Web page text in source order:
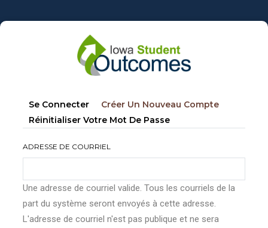
au
Onglets
principaux
Se Connecter Créer Un Nouveau Compte
Réinitialiser Votre Mot De Passe
ADRESSE DE COURRIEL
Une adresse de courriel valide. Tous les courriels de la
part du système seront envoyés à cette adresse.
L'adresse de courriel n'est pas publique et ne sera